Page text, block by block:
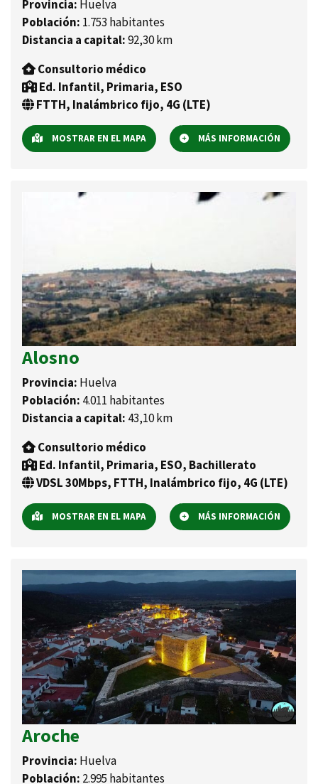
Provincia: Huelva
Población: 1.753 habitantes
Distancia a capital:92,30 km
Consultorio médico
Ed. Infantil, Primaria, ESO
FTTH, Inalámbrico fijo, 4G (LTE)
MOSTRAR EN EL MAPA MÁS INFORMACIÓN
Alosno
Provincia: Huelva
Población: 4.011 habitantes
Distancia a capital: 43,10 km
Consultorio médico
Ed. Infantil, Primaria, ESO, Bachillerato
VDSL 30Mbps, FTTH, Inalámbrico fijo, 4G (LTE)
MOSTRAR EN EL MAPA MÁS INFORMACIÓN
Aroche
Provincia: Huelva
Población: 2.995 habitantes